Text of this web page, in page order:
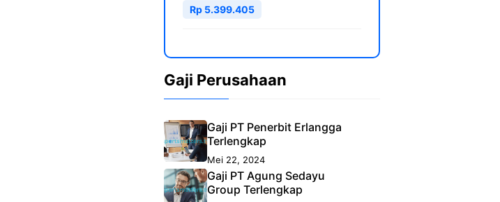
Rp 5.399.405
Gaji Perusahaan
Gaji PT Penerbit Erlangga
Terlengkap
Mei 22, 2024
Gaji PT Agung Sedayu
Group Terlengkap